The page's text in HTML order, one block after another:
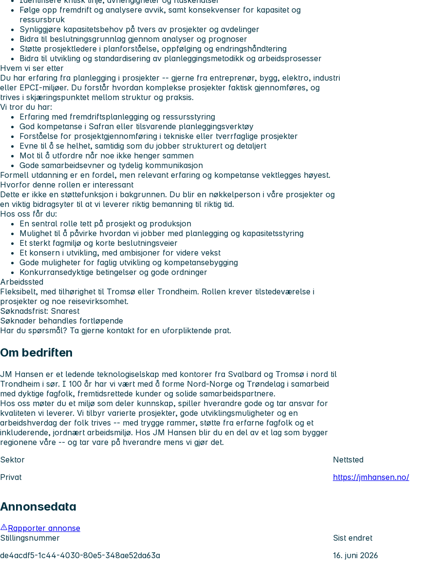
Følge opp fremdrift og analysere avvik, samt konsekvenser for kapasitet og
ressursbruk
Synliggjøre kapasitetsbehov på tvers av prosjekter og avdelinger
Bidra til beslutningsgrunnlag gjennom analyser og prognoser
Støtte prosjektledere i planforståelse, oppfølging og endringshåndtering
Bidra til utvikling og standardisering av planleggingsmetodikk og arbeidsprosesser
Hvem vi ser etter
Du har erfaring fra planlegging i prosjekter -- gjerne fra entreprenør, bygg, elektro, industri
eller EPCI-miljøer. Du forstår hvordan komplekse prosjekter faktisk gjennomføres, og
trives i skjæringspunktet mellom struktur og praksis.
Vi tror du har:
Erfaring med fremdriftsplanlegging og ressursstyring
God kompetanse i Safran eller tilsvarende planleggingsverktøy
Forståelse for prosjektgjennomføring i tekniske eller tverrfaglige prosjekter
Evne til å se helhet, samtidig som du jobber strukturert og detaljert
Mot til å utfordre når noe ikke henger sammen
Gode samarbeidsevner og tydelig kommunikasjon
Formell utdanning er en fordel, men relevant erfaring og kompetanse vektlegges høyest.
Hvorfor denne rollen er interessant
Dette er ikke en støttefunksjon i bakgrunnen. Du blir en nøkkelperson i våre prosjekter og
en viktig bidragsyter til at vi leverer riktig bemanning til riktig tid.
Hos oss får du:
En sentral rolle tett på prosjekt og produksjon
Mulighet til å påvirke hvordan vi jobber med planlegging og kapasitetsstyring
Et sterkt fagmiljø og korte beslutningsveier
Et konsern i utvikling, med ambisjoner for videre vekst
Gode muligheter for faglig utvikling og kompetansebygging
Konkurransedyktige betingelser og gode ordninger
Arbeidssted
Fleksibelt, med tilhørighet til Tromsø eller Trondheim. Rollen krever tilstedeværelse i
prosjekter og noe reisevirksomhet.
Søknadsfrist: Snarest
Søknader behandles fortløpende
Har du spørsmål? Ta gjerne kontakt for en uforpliktende prat.
Om bedriften
JM Hansen er et ledende teknologiselskap med kontorer fra Svalbard og Tromsø i nord til
Trondheim i sør. I 100 år har vi vært med å forme Nord-Norge og Trøndelag i samarbeid
med dyktige fagfolk, fremtidsrettede kunder og solide samarbeidspartnere.
Hos oss møter du et miljø som deler kunnskap, spiller hverandre gode og tar ansvar for
kvaliteten vi leverer. Vi tilbyr varierte prosjekter, gode utviklingsmuligheter og en
arbeidshverdag der folk trives -- med trygge rammer, støtte fra erfarne fagfolk og et
inkluderende, jordnært arbeidsmiljø. Hos JM Hansen blir du en del av et lag som bygger
regionene våre -- og tar vare på hverandre mens vi gjør det.
Sektor
Privat
Nettsted
https://jmhansen.no/
Annonsedata
Rapporter annonse
Stillingsnummer
de4acdf5-1c44-4030-80e5-348ae52da63a
Sist endret
16. juni 2026